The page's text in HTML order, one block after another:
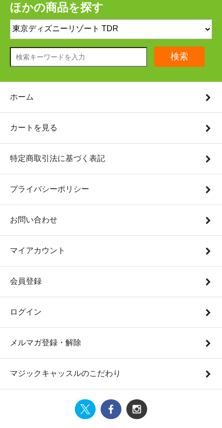
ほかの商品を探す
検索
ホーム
カートを見る
特定商取引法に基づく表記
プライバシーポリシー
お問い合わせ
マイアカウント
会員登録
ログイン
メルマガ登録・解除
マジックキャッスルのこだわり